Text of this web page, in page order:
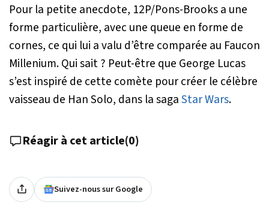
Pour la petite anecdote, 12P/Pons-Brooks a une
forme particulière, avec une queue en forme de
cornes, ce qui lui a valu d’être comparée au Faucon
Millenium. Qui sait ? Peut-être que George Lucas
s’est inspiré de cette comète pour créer le célèbre
vaisseau de Han Solo, dans la sagaStar Wars.
Réagir à cet article(0)
Suivez-nous sur Google